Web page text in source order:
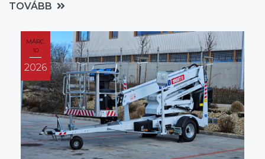
TOVÁBB
MÁRC.
10
2026